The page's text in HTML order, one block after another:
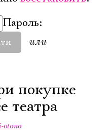
Пароль:
или
покупке
театра
otono